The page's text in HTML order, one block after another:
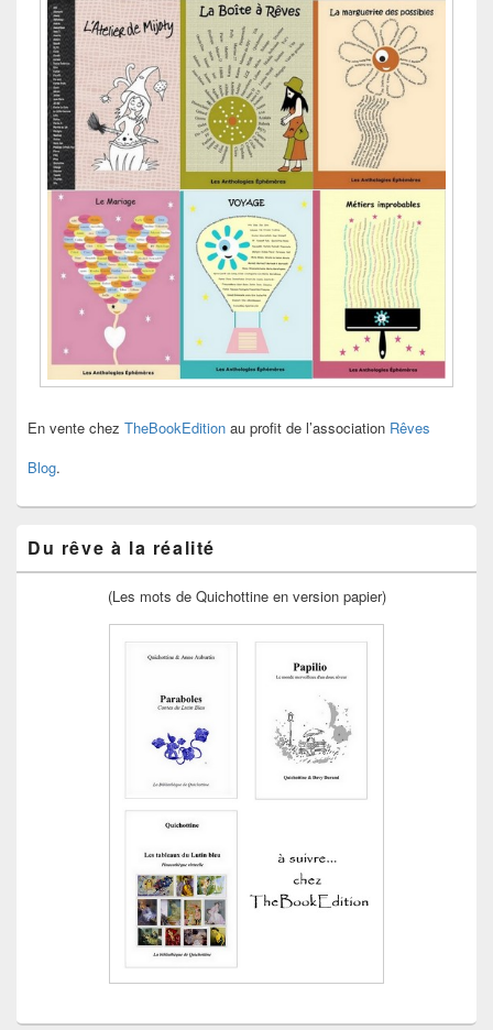
En vente chez TheBookEdition au profit de l’association Rêves
Blog.
Du rêve à la réalité
(Les mots de Quichottine en version papier)